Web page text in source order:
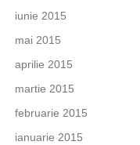
iunie 2015
mai 2015
aprilie 2015
martie 2015
februarie 2015
ianuarie 2015